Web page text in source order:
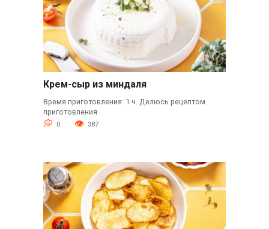
Крем-сыр из миндаля
Время приготовления: 1 ч. Делюсь рецептом
приготовления
0 387